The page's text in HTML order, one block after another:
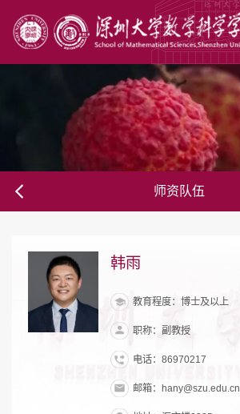
师资队伍
韩雨
教育程度：博士及以上
职称：副教授
电话：86970217
邮箱：hany@szu.edu.cn